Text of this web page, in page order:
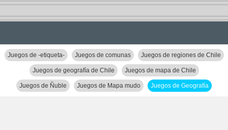
Juegos de -etiqueta- Juegos de comunas Juegos de regiones de Chile
Juegos de geografía de Chile Juegos de mapa de Chile
Juegos de Ñuble Juegos de Mapa mudo Juegos de Geografía